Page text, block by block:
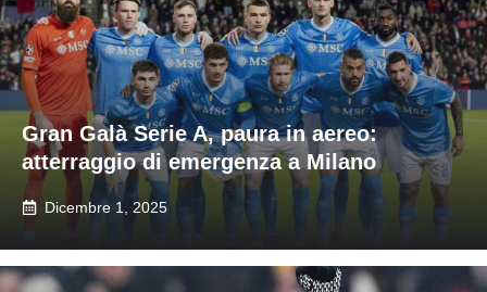
Gran Galà Serie A, paura in aereo:
atterraggio di emergenza a Milano
Dicembre 1, 2025